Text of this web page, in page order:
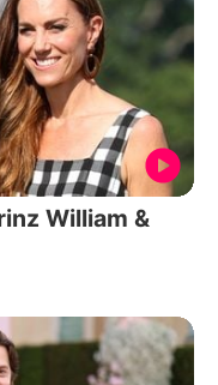
William &